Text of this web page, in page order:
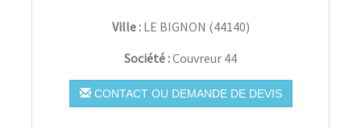
Ville : LE BIGNON (44140)
Société :Couvreur 44
CONTACT OU DEMANDE DE DEVIS